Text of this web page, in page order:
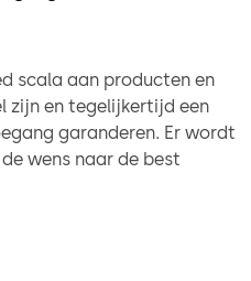
scala aan producten en
zijn en tegelijkertijd een
garanderen. Er wordt
wens naar de best